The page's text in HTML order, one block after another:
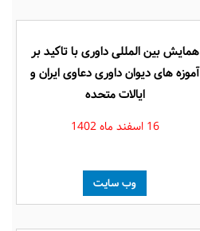
همایش بین المللی داوری با تاکید بر
آموزه های دیوان داوری دعاوی ایران و
ایالات متحده
16 اسفند ماه 1402
وب سایت